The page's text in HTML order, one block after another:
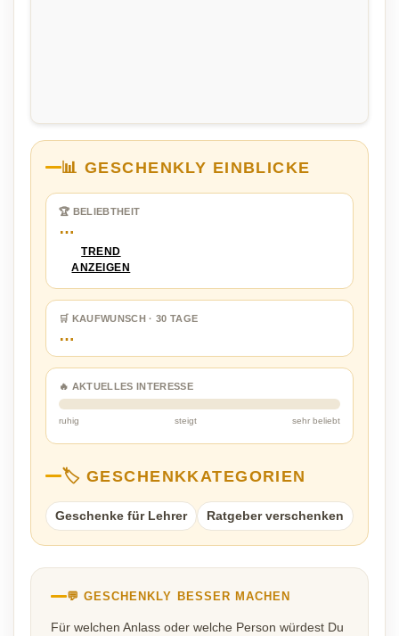
📊 GESCHENKLY EINBLICKE
🏆 BELIEBTHEIT
…
TREND
ANZEIGEN
🛒 KAUFWUNSCH · 30 TAGE
…
🔥 AKTUELLES INTERESSE
ruhig steigt sehr beliebt
🏷️ GESCHENKKATEGORIEN
Geschenke für Lehrer Ratgeber verschenken
💬 GESCHENKLY BESSER MACHEN
Für welchen Anlass oder welche Person würdest Du